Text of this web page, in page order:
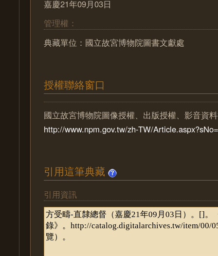
嘉慶21年09月03日
管理權：
典藏單位：國立故宮博物院圖書文獻處
授權聯絡窗口
國立故宮博物院圖像授權、出版授權、影音資
http://www.npm.gov.tw/zh-TW/
引用這筆典藏
引用資訊